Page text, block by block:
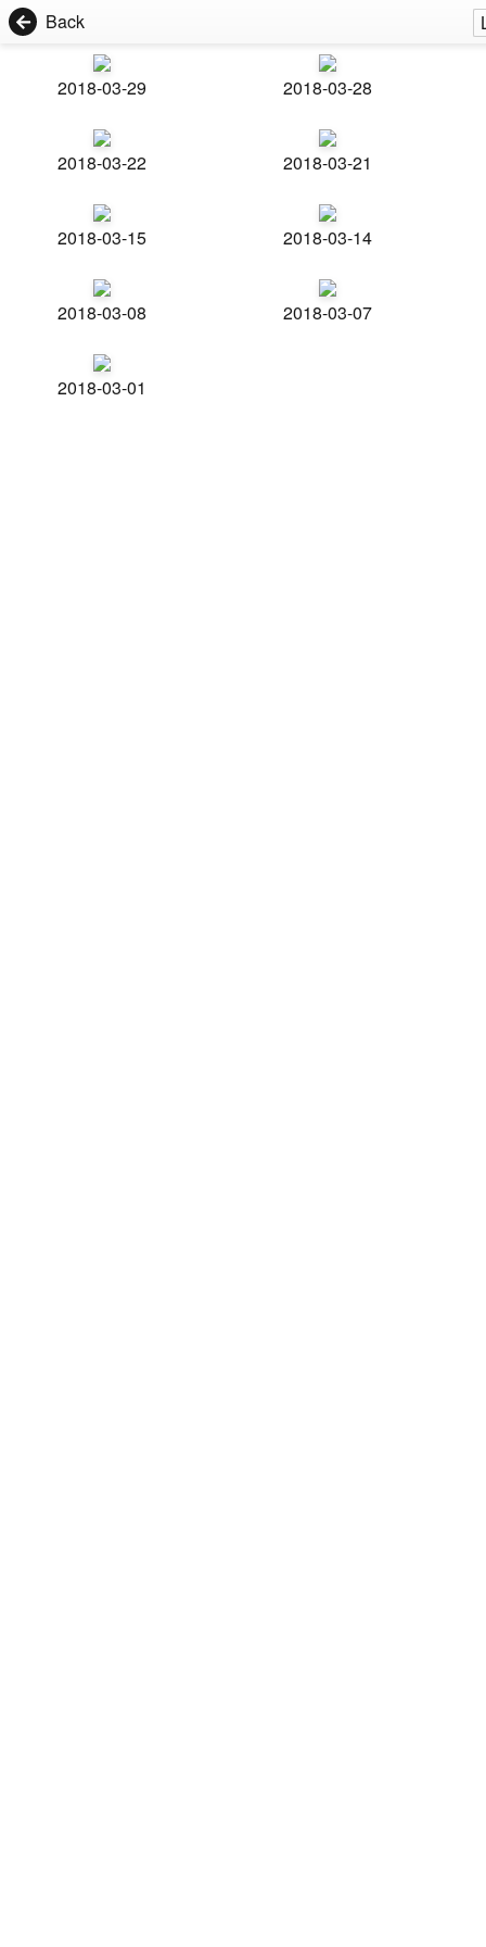
Back
2018-03-29 2018-03-28
2018-03-22 2018-03-21
2018-03-15 2018-03-14
2018-03-08 2018-03-07
2018-03-01